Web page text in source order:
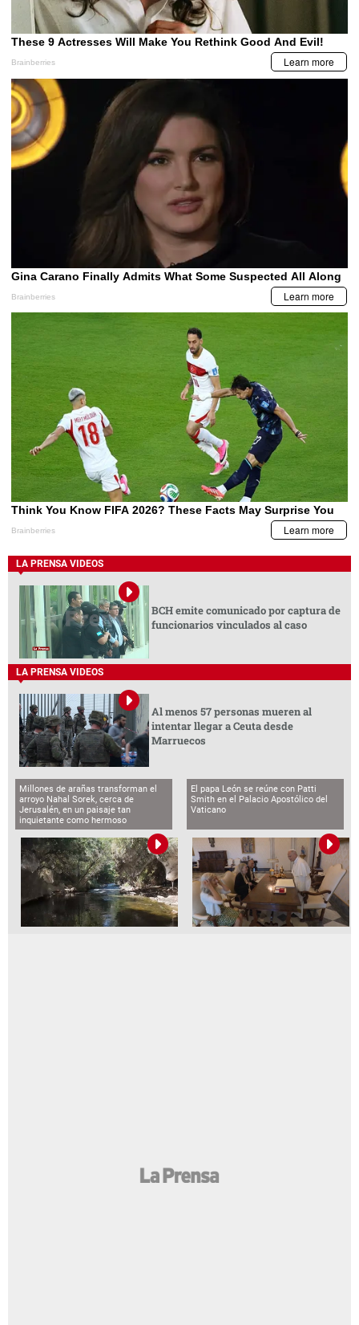
LA PRENSA VIDEOS
BCH emite comunicado por captura de
funcionarios vinculados al caso
LA PRENSA VIDEOS
Al menos 57 personas mueren al
intentar llegar a Ceuta desde
Marruecos
Millones de arañas transforman el
arroyo Nahal Sorek, cerca de
Jerusalén, en un paisaje tan
inquietante como hermoso
El papa León se reúne con Patti
Smith en el Palacio Apostólico del
Vaticano